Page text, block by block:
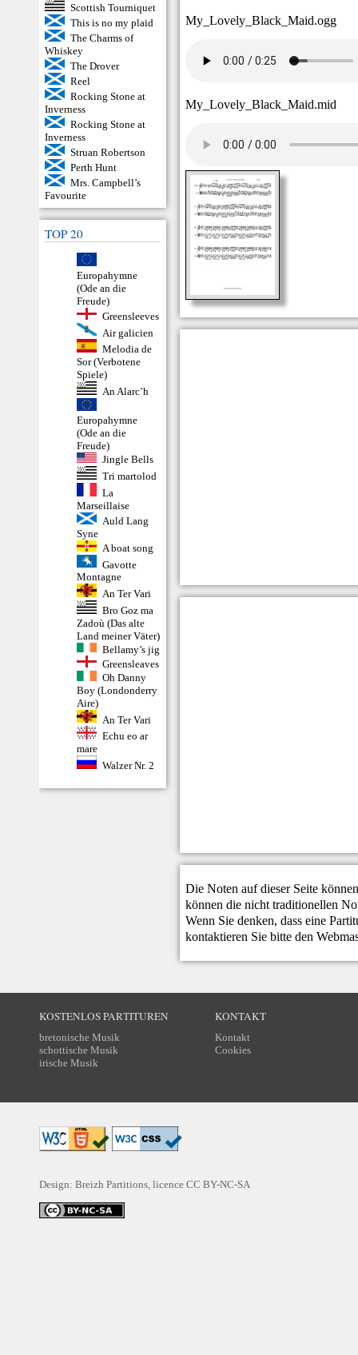
Scottish Tourniquet
This is no my plaid
The Charms of
Whiskey
The Drover
Reel
Rocking Stone at
Inverness
Rocking Stone at
Inverness
Struan Robertson
Perth Hunt
Mrs. Campbell’s
Favourite
TOP 20
Europahymne
(Ode an die
Freude)
Greensleeves
Air galicien
Melodia de
Sor (Verbotene
Spiele)
An Alarc’h
Europahymne
(Ode an die
Freude)
Jingle Bells
Tri martolod
La
Marseillaise
Auld Lang
Syne
A boat song
Gavotte
Montagne
An Ter Vari
Bro Goz ma
Zadoù (Das alte
Land meiner Väter)
Bellamy’s jig
Greensleaves
Oh Danny
Boy (Londonderry
Aire)
An Ter Vari
Echu eo ar
mare
Walzer Nr. 2
My_Lovely_Black_Maid.ogg
My_Lovely_Black_Maid.mid
Die Noten auf dieser Seite
können die nicht traditionellen
Wenn Sie denken, dass eine
kontaktieren Sie bitte den
KOSTENLOS PARTITUREN
bretonische Musik
schottische Musik
irische Musik
KONTAKT
Kontakt
Cookies
Design: Breizh Partitions, licence CC BY-NC-SA